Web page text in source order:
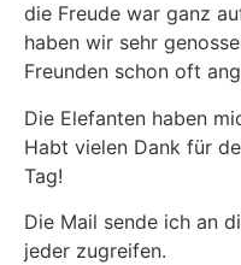
die Freude war ganz
haben wir sehr
Freunden schon oft
Die Elefanten haben
Habt vielen Dank für
Tag!
Die Mail sende ich an
jeder zugreifen.